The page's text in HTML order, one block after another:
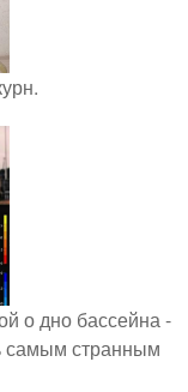
о дно бассейна -
самым странным